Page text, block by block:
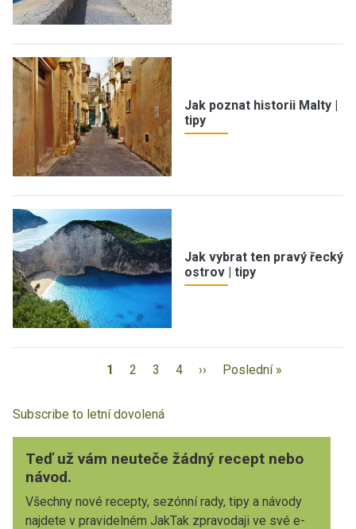
Jak poznat historii Malty |
tipy
Jak vybrat ten pravý řecký
ostrov | tipy
1 2 3 4 ›› Poslední »
Subscribe to letní dovolená
Teď už vám neuteče žádný recept nebo
návod.
Všechny nové recepty, sezónní rady, tipy a návody
najdete v pravidelném JakTak zpravodaji ve své e-